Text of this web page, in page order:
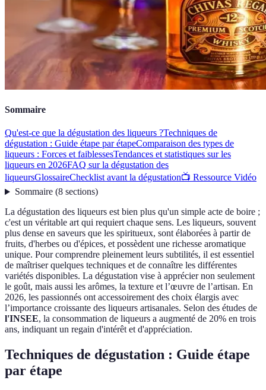
Sommaire
Qu'est-ce que la dégustation des liqueurs ?Techniques de
dégustation : Guide étape par étapeComparaison des types de
liqueurs : Forces et faiblessesTendances et statistiques sur les
liqueurs en 2026FAQ sur la dégustation des
liqueursGlossaireChecklist avant la dégustation📺 Ressource Vidéo
Sommaire(8 sections)
La dégustation des liqueurs est bien plus qu'un simple acte de boire ;
c'est un véritable art qui requiert chaque sens. Les liqueurs, souvent
plus dense en saveurs que les spiritueux, sont élaborées à partir de
fruits, d'herbes ou d'épices, et possèdent une richesse aromatique
unique. Pour comprendre pleinement leurs subtilités, il est essentiel
de maîtriser quelques techniques et de connaître les différentes
variétés disponibles. La dégustation vise à apprécier non seulement
le goût, mais aussi les arômes, la texture et l’œuvre de l’artisan. En
2026, les passionnés ont accessoirement des choix élargis avec
l’importance croissante des liqueurs artisanales. Selon des études de
l'INSEE, la consommation de liqueurs a augmenté de 20% en trois
ans, indiquant un regain d'intérêt et d'appréciation.
Techniques de dégustation : Guide étape
par étape